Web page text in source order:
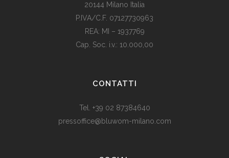
20144 Milano Italia
P.IVA/C.F. 07127730963
REA: MI – 1937769
Cap. Soc. i.v.: 10.000,00
med dagens valutadevaluering må mange av oss ty til billige
stedet for dyre designerklokker.
CONTATTI
Tel. +39 02 87384640
pressoffice@bluwom-milano.com